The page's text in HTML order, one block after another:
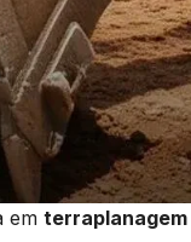
em terraplanagem